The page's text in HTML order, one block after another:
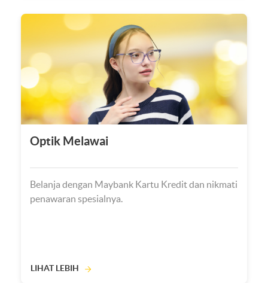
Optik Melawai
Belanja dengan Maybank Kartu Kredit dan nikmati
penawaran spesialnya.
LIHAT LEBIH